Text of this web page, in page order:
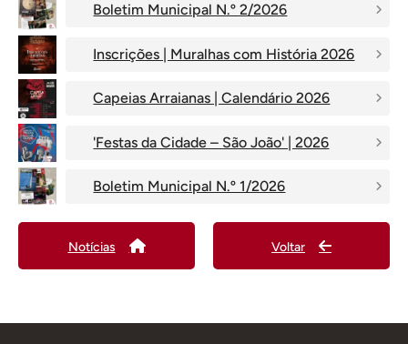
Boletim Municipal N.º 2/2026
Inscrições | Muralhas com História 2026
Capeias Arraianas | Calendário 2026
'Festas da Cidade – São João' | 2026
Boletim Municipal N.º 1/2026
Notícias Voltar